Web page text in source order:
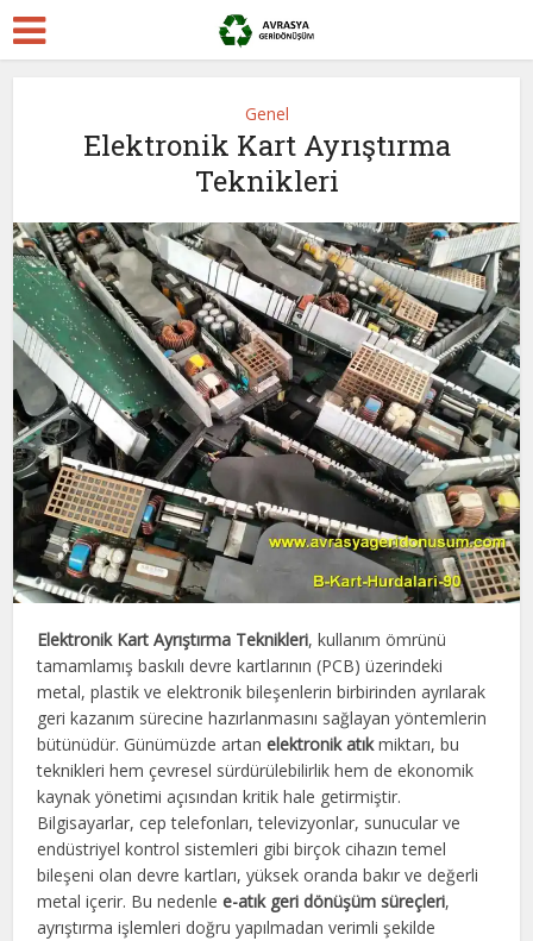
Genel
Elektronik Kart Ayrıştırma
Teknikleri
Elektronik Kart Ayrıştırma Teknikleri, kullanım ömrünü
tamamlamış baskılı devre kartlarının (PCB) üzerindeki
metal, plastik ve elektronik bileşenlerin birbirinden ayrılarak
geri kazanım sürecine hazırlanmasını sağlayan yöntemlerin
bütünüdür. Günümüzde artanelektronik atıkmiktarı, bu
teknikleri hem çevresel sürdürülebilirlik hem de ekonomik
kaynak yönetimi açısından kritik hale getirmiştir.
Bilgisayarlar, cep telefonları, televizyonlar, sunucular ve
endüstriyel kontrol sistemleri gibi birçok cihazın temel
bileşeni olan devre kartları, yüksek oranda bakır ve değerli
metal içerir. Bu nedenlee-atık geri dönüşüm süreçleri,
ayrıştırma işlemleri doğru yapılmadan verimli şekilde